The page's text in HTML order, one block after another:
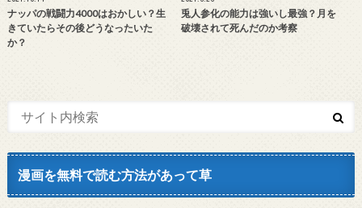
ナッパの戦闘力4000はおかしい？生
きていたらその後どうなったいた
か？
兎人参化の能力は強いし最強？月を
破壊されて死んだのか考察
漫画を無料で読む方法があって草